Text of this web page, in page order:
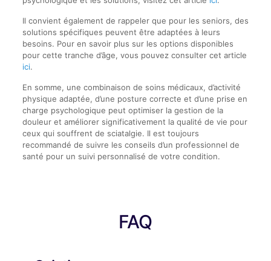
Il convient également de rappeler que pour les seniors, des
solutions spécifiques peuvent être adaptées à leurs
besoins. Pour en savoir plus sur les options disponibles
pour cette tranche d’âge, vous pouvez consulter cet article
ici.
En somme, une combinaison de soins médicaux, d’activité
physique adaptée, d’une posture correcte et d’une prise en
charge psychologique peut optimiser la gestion de la
douleur et améliorer significativement la qualité de vie pour
ceux qui souffrent de sciatalgie. Il est toujours
recommandé de suivre les conseils d’un professionnel de
santé pour un suivi personnalisé de votre condition.
FAQ